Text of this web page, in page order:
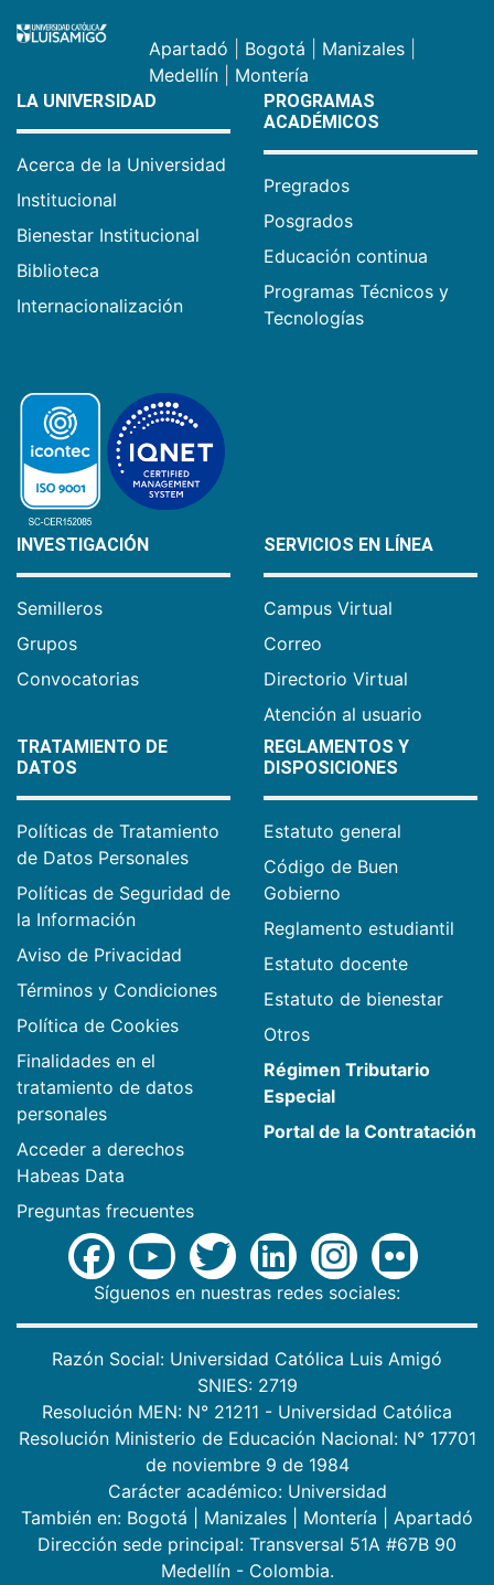
Apartadó Bogotá Manizales
Medellín
Montería
LA UNIVERSIDAD
Acerca de la Universidad
Institucional
Bienestar Institucional
Biblioteca
Internacionalización
PROGRAMAS
ACADÉMICOS
Pregrados
Posgrados
Educación continua
Programas Técnicos y
Tecnologías
INVESTIGACIÓN
Semilleros
Grupos
Convocatorias
SERVICIOS EN LÍNEA
Campus Virtual
Correo
Directorio Virtual
Atención al usuario
TRATAMIENTO DE
DATOS
Políticas de Tratamiento
de Datos Personales
Políticas de Seguridad de
la Información
Aviso de Privacidad
Términos y Condiciones
Política de Cookies
Finalidades en el
tratamiento de datos
personales
Acceder a derechos
Habeas Data
Preguntas frecuentes
REGLAMENTOS Y
DISPOSICIONES
Estatuto general
Código de Buen
Gobierno
Reglamento estudiantil
Estatuto docente
Estatuto de bienestar
Otros
Régimen Tributario
Especial
Portal de la Contratación
Síguenos en nuestras redes sociales:
Razón Social: Universidad Católica Luis Amigó
SNIES: 2719
Resolución MEN: N° 21211 - Universidad Católica
Resolución Ministerio de Educación Nacional: N° 17701
de noviembre 9 de 1984
Carácter académico: Universidad
También en: Bogotá Manizales Montería
Apartadó
Dirección sede principal: Transversal 51A #67B 90
Medellín - Colombia.